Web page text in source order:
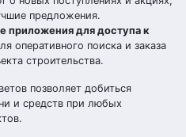
предложения.
приложения для доступа к
оперативного поиска и заказа
строительства.
позволяет добиться
и средств при любых